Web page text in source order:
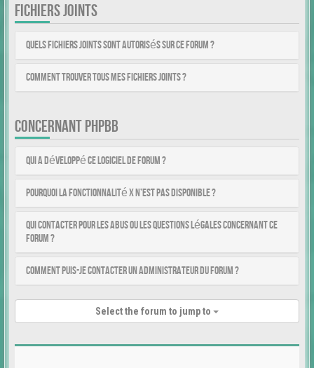
FICHIERS JOINTS
Quels fichiers joints sont autorisés sur ce forum ?
Comment trouver tous mes fichiers joints ?
CONCERNANT PHPBB
Qui a développé ce logiciel de forum ?
Pourquoi la fonctionnalité X n’est pas disponible ?
Qui contacter pour les abus ou les questions légales concernant ce
forum ?
Comment puis-je contacter un administrateur du forum ?
Select the forum to jump to